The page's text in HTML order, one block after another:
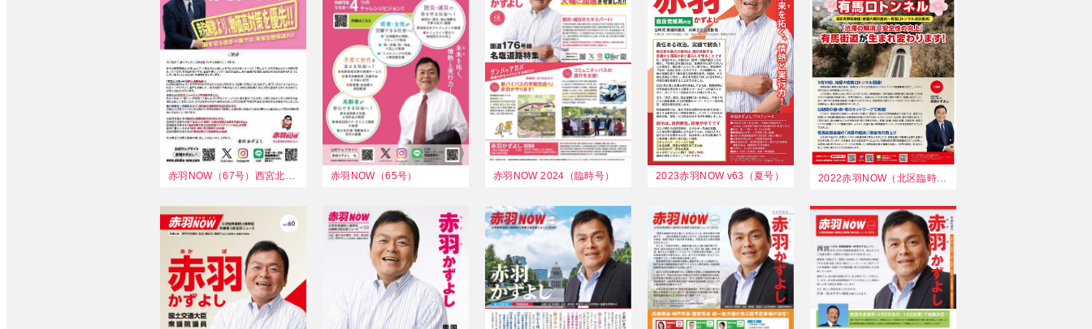
赤羽NOW（67号）西宮北部版 赤羽NOW（65号） 赤羽NOW 2024（臨時号） 2023赤羽NOW v63（夏号）